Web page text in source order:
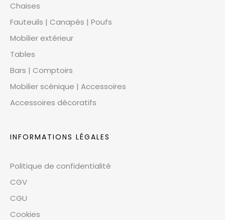
Chaises
Fauteuils | Canapés | Poufs
Mobilier extérieur
Tables
Bars | Comptoirs
Mobilier scénique | Accessoires
Accessoires décoratifs
INFORMATIONS LÉGALES
Politique de confidentialité
CGV
CGU
Cookies